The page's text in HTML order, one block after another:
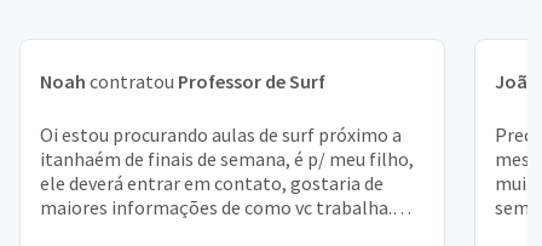
Noah contratou Professor de Surf
Oi estou procurando aulas de surf próximo a
itanhaém de finais de semana, é p/ meu filho,
ele deverá entrar em contato, gostaria de
maiores informações de como vc trabalha.
João
sem